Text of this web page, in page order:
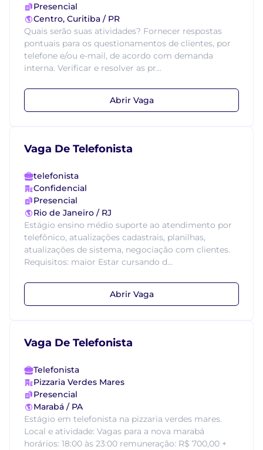
Presencial
Centro, Curitiba / PR
Quais serão suas atividades? Fornecer respostas
pontuais para os questionamentos de clientes, por
telefone e/ou e-mail, de acordo com demanda
interna. Verificar e resolver as pr...
Abrir Vaga
Vaga De Telefonista
telefonista
Confidencial
Presencial
Rio de Janeiro / RJ
Estágio ensino médio suporte ao atendimento por
telefônico, atualizações cadastrais, planilhas,
atualizações de sistema, negociação com clientes.
Requisitos: maior Estar cursando d...
Abrir Vaga
Vaga De Telefonista
Telefonista
Pizzaria Verdes Mares
Presencial
Marabá / PA
Estágio em telefonista na pizzaria verdes mares.
Local e atividade: Vagas para a nova marabá
horários: 18:00 às 23:00 remuneração: R$ 700,00 +